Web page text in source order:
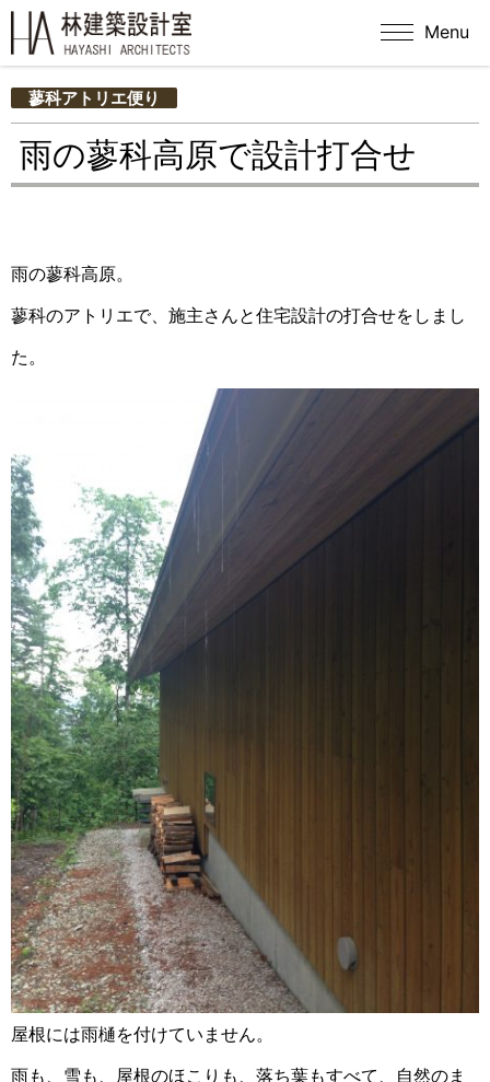
Menu
蓼科アトリエ便り
雨の蓼科高原で設計打合せ
雨の蓼科高原。
蓼科のアトリエで、施主さんと住宅設計の打合せをしまし
た。
屋根には雨樋を付けていません。
雨も、雪も、屋根のほこりも、落ち葉もすべて、自然のま